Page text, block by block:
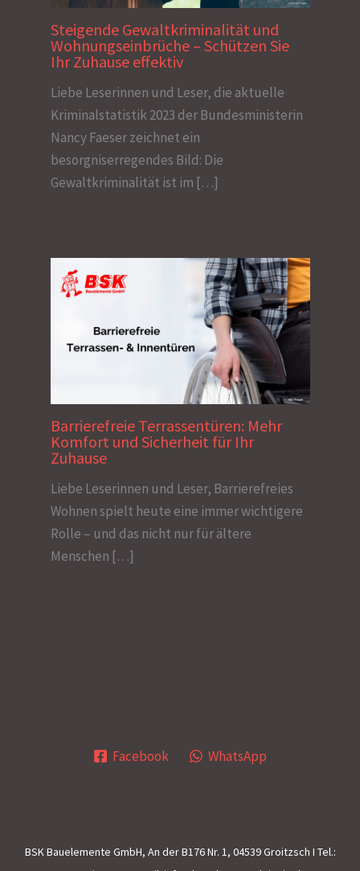
Steigende Gewaltkriminalität und
Wohnungseinbrüche – Schützen Sie
Ihr Zuhause effektiv
Liebe Leserinnen und Leser, die aktuelle
Kriminalstatistik 2023 der Bundesministerin
Nancy Faeser zeichnet ein
besorgniserregendes Bild: Die
Gewaltkriminalität ist im […]
Barrierefreie Terrassentüren: Mehr
Komfort und Sicherheit für Ihr
Zuhause
Liebe Leserinnen und Leser, Barrierefreies
Wohnen spielt heute eine immer wichtigere
Rolle – und das nicht nur für ältere
Menschen […]
Facebook WhatsApp
BSK Bauelemente GmbH, An der B176 Nr. 1, 04539 Groitzsch I Tel.: